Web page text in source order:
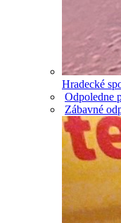
Hradecké
Odpoledne
Zábavné